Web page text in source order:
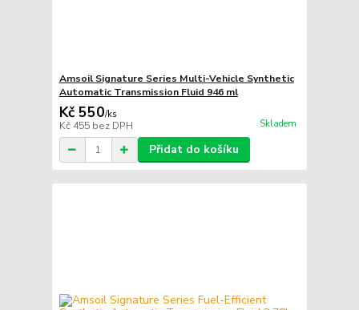
Amsoil Signature Series Multi-Vehicle Synthetic
Automatic Transmission Fluid 946 ml
Kč 550/ks
Kč 455 bez DPH Skladem
Přidat do košíku